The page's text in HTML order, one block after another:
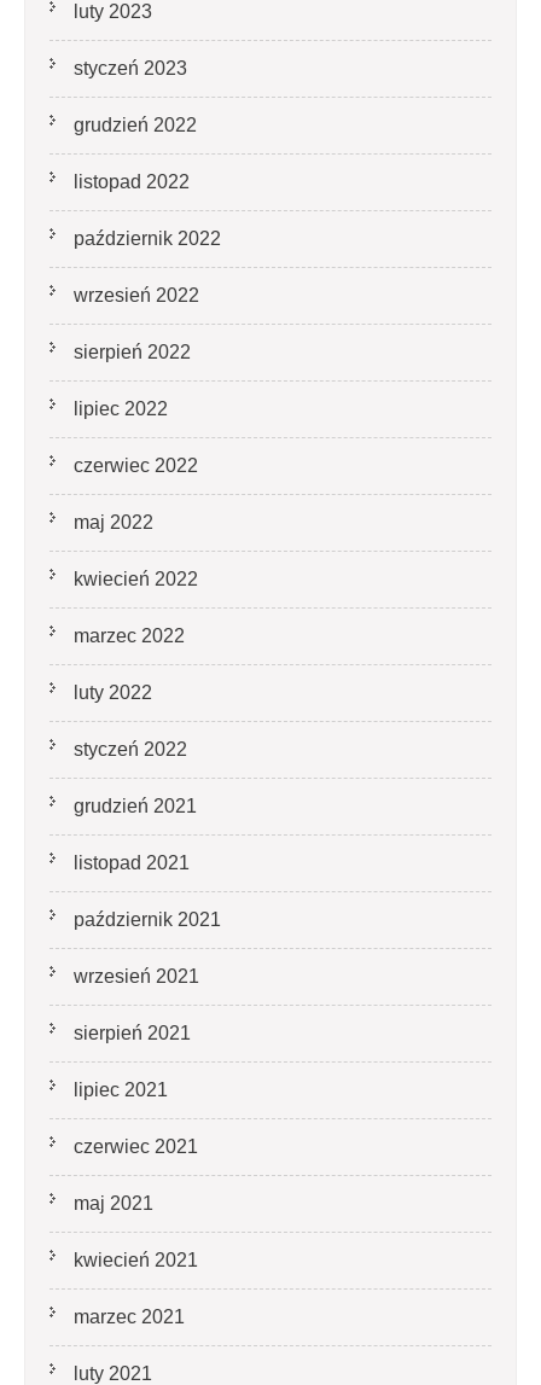
luty 2023
styczeń 2023
grudzień 2022
listopad 2022
październik 2022
wrzesień 2022
sierpień 2022
lipiec 2022
czerwiec 2022
maj 2022
kwiecień 2022
marzec 2022
luty 2022
styczeń 2022
grudzień 2021
listopad 2021
październik 2021
wrzesień 2021
sierpień 2021
lipiec 2021
czerwiec 2021
maj 2021
kwiecień 2021
marzec 2021
luty 2021